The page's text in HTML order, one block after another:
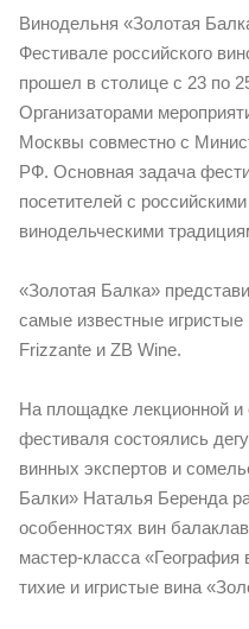
Винодельня «Золотая
Фестивале российского
прошел в столице с 23 по
Организаторами
Москвы совместно с
РФ. Основная задача
посетителей с
винодельческими
«Золотая Балка»
самые известные
Frizzante и ZB Wine.
На площадке лекционной и
фестиваля состоялись
винных экспертов и
Балки» Наталья Беренда
особенностях вин
мастер-класса «География
тихие и игристые вина